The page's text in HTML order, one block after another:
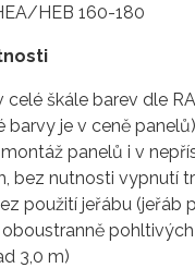
HEB 160-180
celé škále barev dle
barvy je v ceně panelů)
panelů i v
bez nutnosti vypnutí
použití jeřábu (jeřáb
3,0 m)